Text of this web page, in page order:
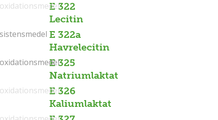
E 322
Lecitin
E 322a
Havrelecitin
E 325
Natriumlaktat
E 326
Kaliumlaktat